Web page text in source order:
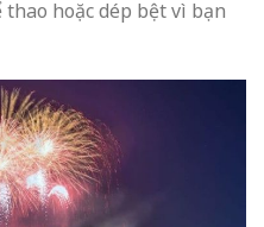
thao hoặc dép bệt vì bạn